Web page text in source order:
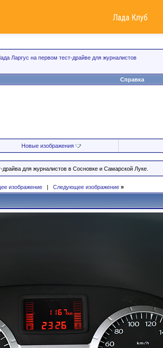
Лада Клуб
Ларгус на первом тест-драйве для журналистов
Справка
Новые изображения
для журналистов в Сосновке и Самарской Луке.
изображение| Следующее изображение »